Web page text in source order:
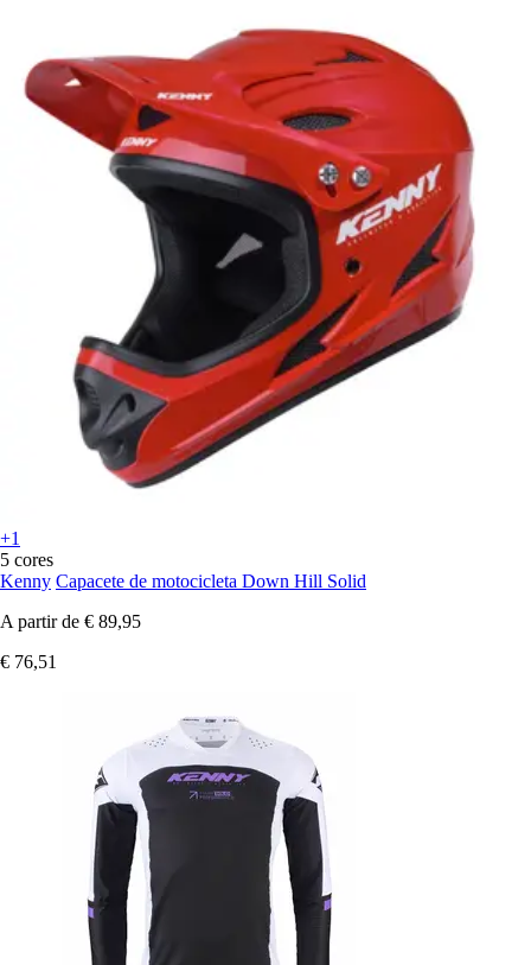
+1
5 cores
Kenny Capacete de motocicleta Down Hill Solid
A partir de € 89,95
€ 76,51